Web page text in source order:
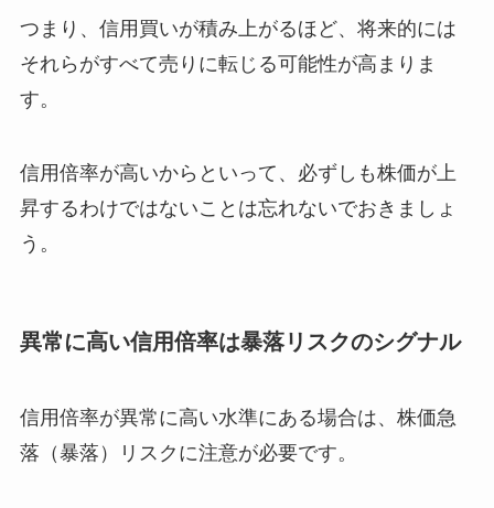
つまり、信用買いが積み上がるほど、将来的には
それらがすべて売りに転じる可能性が高まりま
す。
信用倍率が高いからといって、必ずしも株価が上
昇するわけではないことは忘れないでおきましょ
う。
異常に高い信用倍率は暴落リスクのシグナル
信用倍率が異常に高い水準にある場合は、株価急
落（暴落）リスクに注意が必要です。